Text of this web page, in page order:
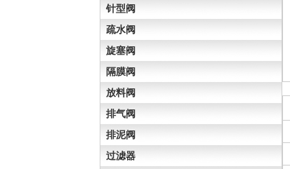
针型阀
疏水阀
旋塞阀
隔膜阀
放料阀
排气阀
排泥阀
过滤器